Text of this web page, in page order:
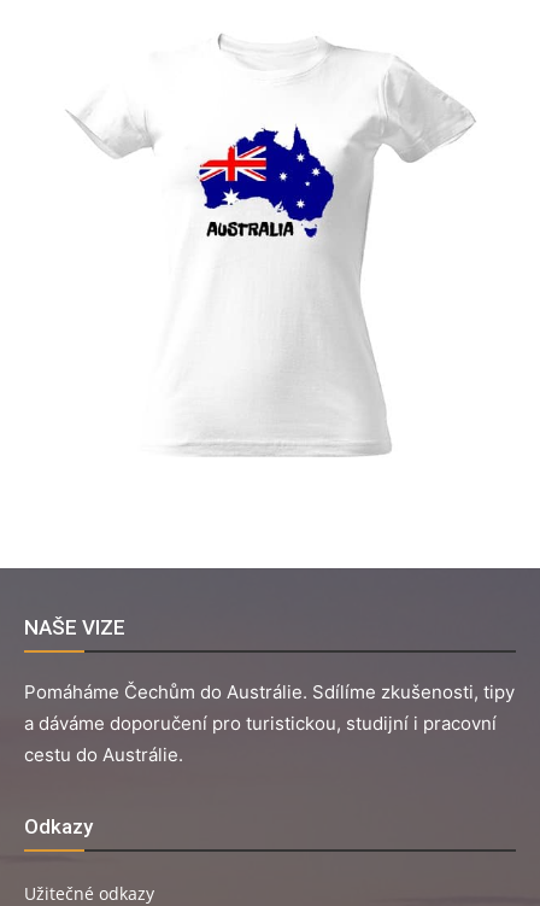
NAŠE VIZE
Pomáháme Čechům do Austrálie. Sdílíme zkušenosti, tipy
a dáváme doporučení pro turistickou, studijní i pracovní
cestu do Austrálie.
Odkazy
Užitečné odkazy